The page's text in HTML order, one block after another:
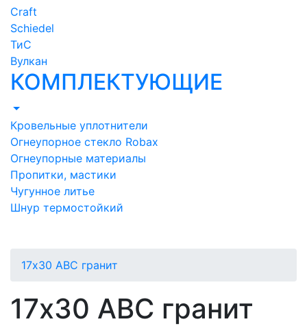
Craft
Schiedel
ТиС
Вулкан
КОМПЛЕКТУЮЩИЕ
Кровельные уплотнители
Огнеупорное стекло Robax
Огнеупорные материалы
Пропитки, мастики
Чугунное литье
Шнур термостойкий
17х30 ABC гранит
17х30 ABC гранит